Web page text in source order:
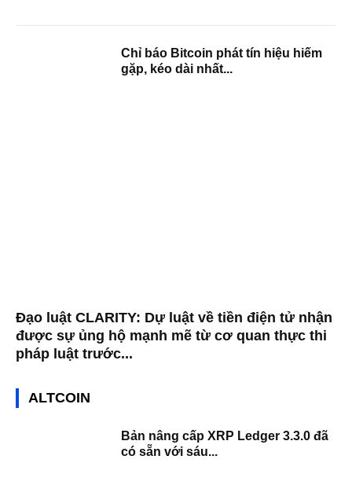
Chỉ báo Bitcoin phát tín hiệu hiếm
gặp, kéo dài nhất...
Đạo luật CLARITY: Dự luật về tiền điện tử nhận
được sự ủng hộ mạnh mẽ từ cơ quan thực thi
pháp luật trước...
ALTCOIN
Bản nâng cấp XRP Ledger 3.3.0 đã
có sẵn với sáu...